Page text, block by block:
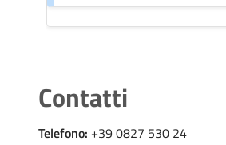
Contatti
Telefono: +39 0827 530 24